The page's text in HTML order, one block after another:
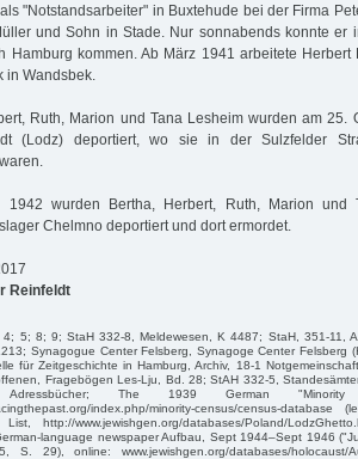
"Notstandsarbeiter" in Buxtehude bei der Firma
und Sohn in Stade. Nur sonnabends konnte er
Hamburg kommen. Ab März 1941 arbeitete
in Wandsbek.
Ruth, Marion und Tana Lesheim wurden am 25.
(Lodz) deportiert, wo sie in der Sulzfelder
1942 wurden Bertha, Herbert, Ruth, Marion und
Chelmno deportiert und dort ermordet.
Reinfeldt
5; 8; 9; StaH 332-8, Meldewesen, K 4487; StaH, 351-11,
Synagogue Center Felsberg, Synagoge Center Felsberg
für Zeitgeschichte in Hamburg, Archiv, 18-1
Fragebögen Les-Lju, Bd. 28; StAH 332-5,
Adressbücher; The 1939 German "Minority
index.php/minority-census/census-database
http://www.jewishgen.org/databases/Poland/
language newspaper Aufbau, Sept 1944–Sept 1946
S. 29), online: www.jewishgen.org/databases/holocaust/